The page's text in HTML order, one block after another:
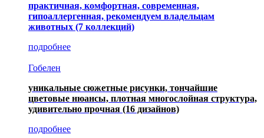
практичная, комфортная, современная,
гипоаллергенная, рекомендуем владельцам
животных (7 коллекций)
подробнее
Гобелен
уникальные сюжетные рисунки, тончайшие
цветовые нюансы, плотная многослойная структура,
удивительно прочная (16 дизайнов)
подробнее